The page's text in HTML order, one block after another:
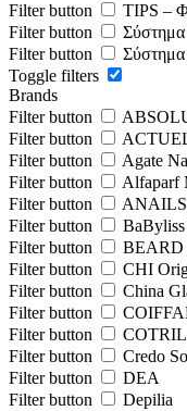
Filter button
TIPS –
Filter button
Filter button
Toggle filters
Brands
Filter button
Filter button
Filter button
Agate
Filter button
Alfaparf
Filter button
ANAILS
Filter button
Filter button
Filter button
CHI
Filter button
China
Filter button
Filter button
COTRIL
Filter button
Credo
Filter button
DEA
Filter button
Depilia